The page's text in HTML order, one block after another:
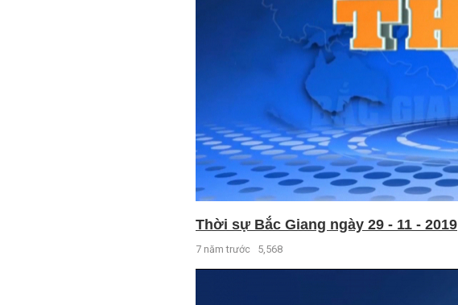
Thời sự Bắc Giang ngày 29 - 11 - 2019
7 năm trước 5,568